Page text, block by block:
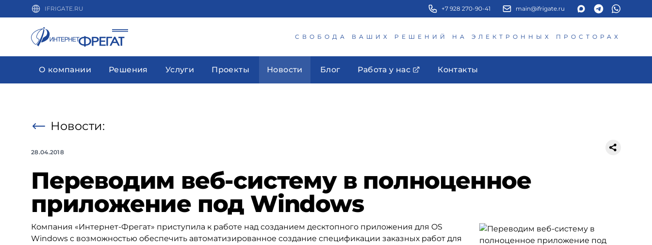
IFRIGATE.RU +7 928 270-90-41 main@ifrigate.ru
СВОБОДА ВАШИХ РЕШЕНИЙ НА ЭЛЕКТРОННЫХ ПРОСТОРАХ
О компании Решения Услуги Проекты Новости Блог Работа у нас Контакты
Новости:
28.04.2018
Переводим веб-систему в полноценное
приложение под Windows
Компания «Интернет-Фрегат» приступила к работе над созданием десктопного приложения для OS
Windows с возможностью обеспечить автоматизированное создание спецификации заказных работ для